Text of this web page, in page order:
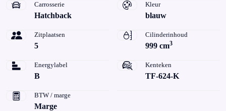
Carrosserie
Hatchback
Kleur
blauw
Zitplaatsen
5
Cilinderinhoud
999 cm3
Energylabel
B
Kenteken
TF-624-K
BTW / marge
Marge